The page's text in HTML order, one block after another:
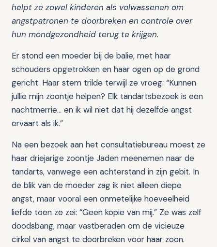
helpt ze zowel kinderen als volwassenen om
angstpatronen te doorbreken en controle over
hun mondgezondheid terug te krijgen.
Er stond een moeder bij de balie, met haar
schouders opgetrokken en haar ogen op de grond
gericht. Haar stem trilde terwijl ze vroeg: “Kunnen
jullie mijn zoontje helpen? Elk tandartsbezoek is een
nachtmerrie... en ik wil niet dat hij dezelfde angst
ervaart als ik.”
Na een bezoek aan het consultatiebureau moest ze
haar driejarige zoontje Jaden meenemen naar de
tandarts, vanwege een achterstand in zijn gebit. In
de blik van de moeder zag ik niet alleen diepe
angst, maar vooral een onmetelijke hoeveelheid
liefde toen ze zei: “Geen kopie van mij.” Ze was zelf
doodsbang, maar vastberaden om de vicieuze
cirkel van angst te doorbreken voor haar zoon.